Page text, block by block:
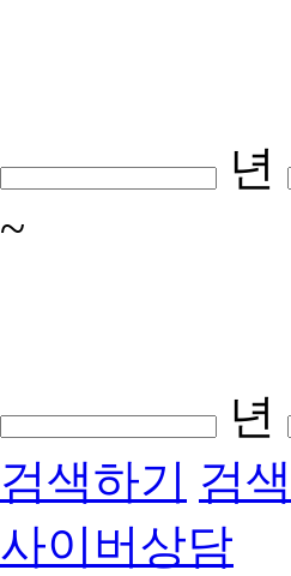
년
~
년
검색하기 검
사이버상담